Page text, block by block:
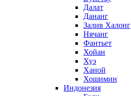
Далат
Дананг
Залив Халонг
Нячанг
Фантьет
Хойан
Хуэ
Ханой
Хошимин
Индонезия